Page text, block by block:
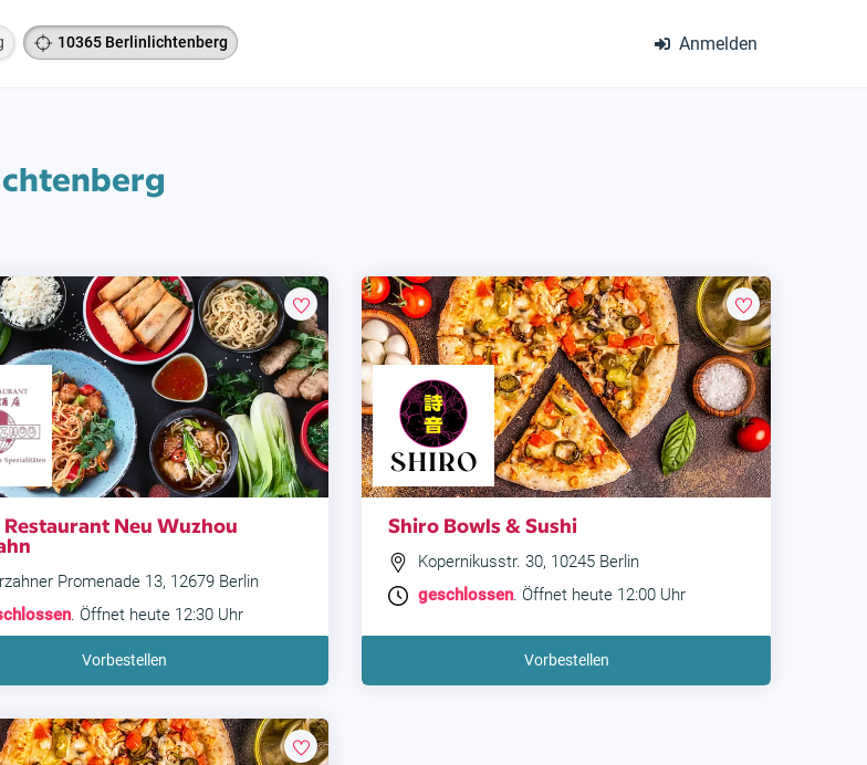
Anmelden
10365 Berlinlichtenberg
Restaurant Neu Wuzhou
Promenade 13, 12679 Berlin
. Öffnet heute 12:30 Uhr
Vorbestellen
Shiro Bowls & Sushi
Kopernikusstr. 30, 10245 Berlin
geschlossen. Öffnet heute 12:00 Uhr
Vorbestellen